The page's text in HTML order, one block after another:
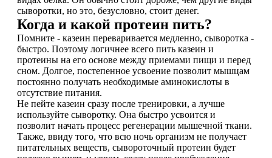
Пиколинат хрома
Батончики и напитки
НАЗАД
Напитки
Протеиновые батончики
Протеиновые печенья
сыворотки, но это, безусловно, стоит денег.
Когда и какой протеин пить?
Помните - казеин переваривается медленно, сыворотка -
быстро. Поэтому логичнее всего пить казеин и
протеины на его основе между приемами пищи и перед
сном. Долгое, постепенное усвоение позволит мышцам
постоянно получать необходимые аминокислоты в
отсутствие питания.
Не пейте казеин сразу после тренировки, а лучше
используйте сыворотку. Она быстро усвоится и
позволит начать процесс регенерации мышечной ткани.
Также, ввиду того, что всю ночь организм не получает
питательных веществ, сывороточный протеин будет